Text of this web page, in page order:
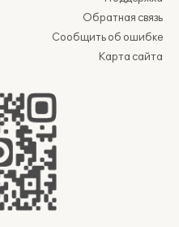
Обратная связь
Сообщить об ошибке
Карта сайта